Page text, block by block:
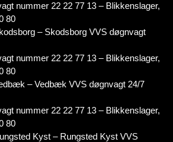
nummer 22 22 77 13 – Blikkenslager,
80
– Skodsborg VVS døgnvagt
nummer 22 22 77 13 – Blikkenslager,
80
– Vedbæk VVS døgnvagt 24/7
nummer 22 22 77 13 – Blikkenslager,
80
Kyst – Rungsted Kyst VVS